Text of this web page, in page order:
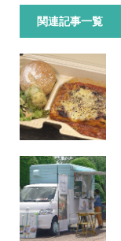
関連記事一覧